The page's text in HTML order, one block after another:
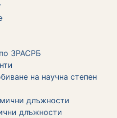
ЗРАСРБ
на научна степен
длъжности
длъжности